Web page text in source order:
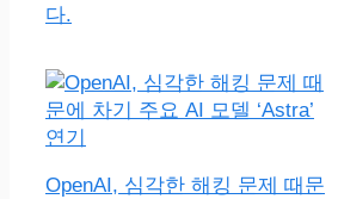
다.
OpenAI, 심각한 해킹 문제 때문